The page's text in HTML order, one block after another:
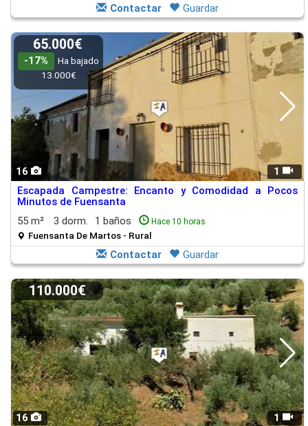
Contactar Guardar
16 1
65.000€
-17%
Ha bajado
13.000€
Escapada Campestre: Encanto y Comodidad a Pocos
Minutos de Fuensanta
55 m²
3 dorm. 1 baños Hace 10 horas
Fuensanta De Martos - Rural
Contactar Guardar
16 1
110.000€